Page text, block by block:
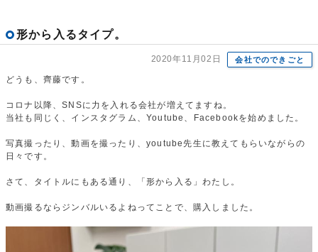
形から入るタイプ。
2020年11月02日 会社でのできごと
どうも、齊藤です。
コロナ以降、SNSに力を入れる会社が増えてますね。
当社も同じく、インスタグラム、Youtube、Facebookを始めました。
写真撮ったり、動画を撮ったり、youtube先生に教えてもらいながらの
日々です。
さて、タイトルにもある通り、「形から入る」わたし。
動画撮るならジンバルいるよねってことで、購入しました。